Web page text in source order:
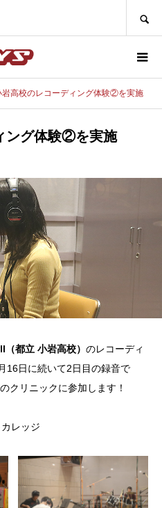
岩高校のレコーディング体験②を実施
ング体験②を実施
（都立 小岩高校） のレコーディ
16日に続いて2日目の録音で
クリニックに参加します！
レッジ